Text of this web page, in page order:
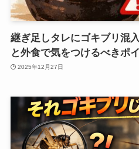
継ぎ足しタレにゴキブリ混
と外食で気をつけるべきポ
2025年12月27日